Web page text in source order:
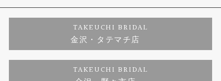
婚約ネックレス
ダイヤモンド
プロポーズサポート
ブランドリスト
お客様の声
TAKEUCHI BRIDAL
金沢・タテマチ店
TAKEUCHI BRIDAL